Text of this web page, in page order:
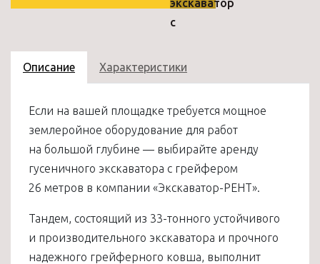
Описание Характеристики
Если на вашей площадке требуется мощное
землеройное оборудование для работ
на большой глубине — выбирайте аренду
гусеничного экскаватора с грейфером
26 метров в компании «Экскаватор-РЕНТ».
Тандем, состоящий из 33-тонного устойчивого
и производительного экскаватора и прочного
надежного грейферного ковша, выполнит